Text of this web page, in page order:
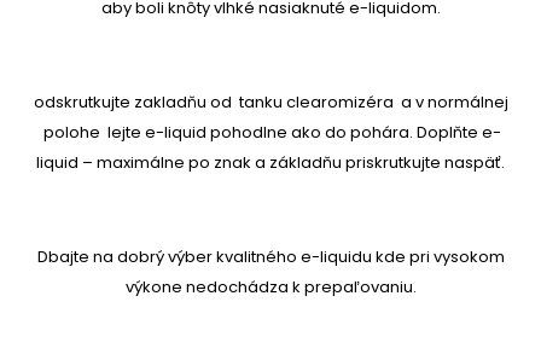
aby boli knôty vlhké nasiaknuté e-liquidom.
odskrutkujte zakladňu od tanku clearomizéra a v normálnej
polohe lejte e-liquid pohodlne ako do pohára. Doplňte e-
liquid – maximálne po znak a základňu priskrutkujte naspäť.
Dbajte na dobrý výber kvalitného e-liquidu kde pri vysokom
výkone nedochádza k prepaľovaniu.